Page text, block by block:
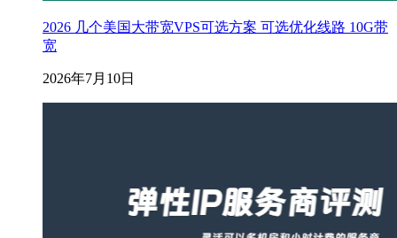
2026 几个美国大带宽VPS可选方案 可选优化线路 10G带
宽
2026年7月10日